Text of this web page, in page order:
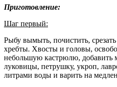
Приготовление:
Шаг первый:
Рыбу вымыть, почистить,
хребты. Хвосты и головы,
небольшую кастрюлю, добавить
луковицы, петрушку, укроп,
литрами воды и варить на